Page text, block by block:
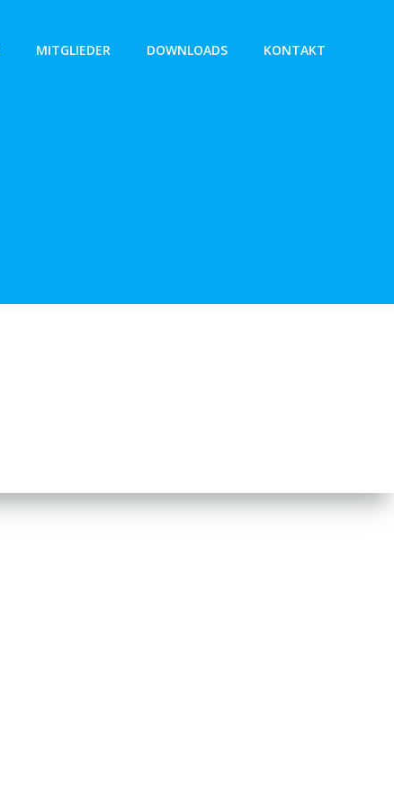
MITGLIEDER DOWNLOADS KONTAKT